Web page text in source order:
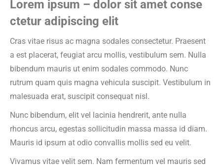
Lorem ipsum – dolor sit amet conse
ctetur adipiscing elit
Cras vitae risus ac magna sodales consectetur. Praesent
a est placerat, feugiat arcu mollis, vestibulum sem. Nulla
bibendum mauris ut enim sodales commodo. Nunc
rutrum quam quis magna vehicula suscipit. Vestibulum in
malesuada erat, suscipit consequat nisl.
Nunc bibendum, elit vel lacinia hendrerit, ante nulla
rhoncus arcu, egestas sollicitudin massa massa id diam.
Mauris id ipsum at odio convallis mollis sed eu velit.
Vivamus vitae velit sem. Nam fermentum vel mauris sed